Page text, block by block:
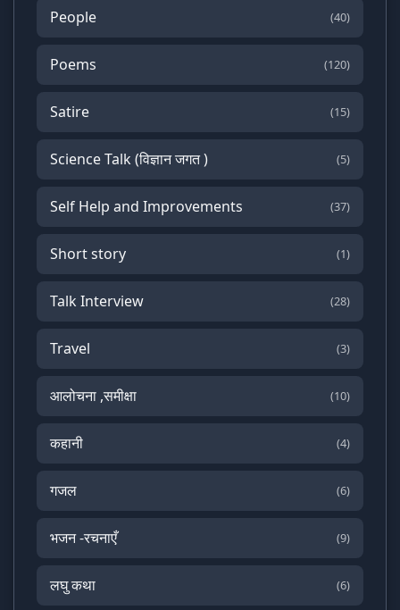
People (40)
Poems (120)
Satire (15)
Science Talk (विज्ञान जगत ) (5)
Self Help and Improvements (37)
Short story (1)
Talk Interview (28)
Travel (3)
आलोचना ,समीक्षा (10)
कहानी (4)
गजल (6)
भजन -रचनाएँ (9)
लघु कथा (6)